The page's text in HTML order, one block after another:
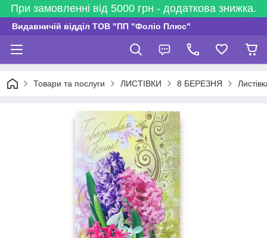
При замовленні від 5000 грн - додаткова знижка.
Видавничій відділ ТОВ "ПП "Фоліо Плюс"
Товари та послуги ЛИСТІВКИ 8 БЕРЕЗНЯ